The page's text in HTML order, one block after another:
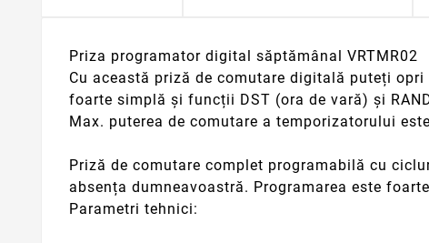
Priza programator digital săptămânal VRTMR02
Cu această priză de comutare digitală puteți
foarte simplă și funcții DST (ora de vară) și
Max. puterea de comutare a temporizatorului
Priză de comutare complet programabilă cu
absența dumneavoastră. Programarea este
Parametri tehnici: